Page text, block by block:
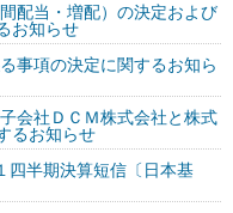
配当・増配）の決定および
お知らせ
事項の決定に関するお知ら
会社ＤＣＭ株式会社と株式
るお知らせ
四半期決算短信〔日本基